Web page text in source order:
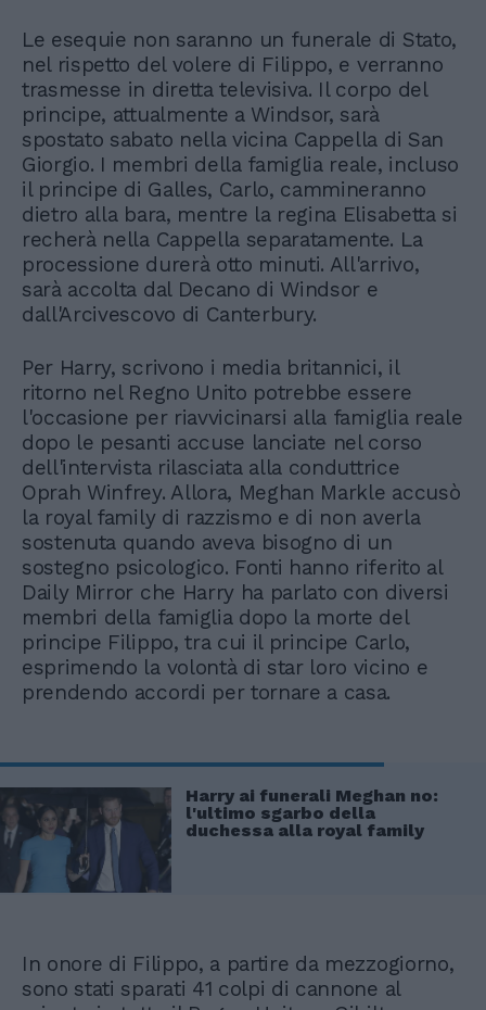
Le esequie non saranno un funerale di Stato,
nel rispetto del volere di Filippo, e verranno
trasmesse in diretta televisiva. Il corpo del
principe, attualmente a Windsor, sarà
spostato sabato nella vicina Cappella di San
Giorgio. I membri della famiglia reale, incluso
il principe di Galles, Carlo, cammineranno
dietro alla bara, mentre la regina Elisabetta si
recherà nella Cappella separatamente. La
processione durerà otto minuti. All'arrivo,
sarà accolta dal Decano di Windsor e
dall'Arcivescovo di Canterbury.
Per Harry, scrivono i media britannici, il
ritorno nel Regno Unito potrebbe essere
l'occasione per riavvicinarsi alla famiglia reale
dopo le pesanti accuse lanciate nel corso
dell'intervista rilasciata alla conduttrice
Oprah Winfrey. Allora, Meghan Markle accusò
la royal family di razzismo e di non averla
sostenuta quando aveva bisogno di un
sostegno psicologico. Fonti hanno riferito al
Daily Mirror che Harry ha parlato con diversi
membri della famiglia dopo la morte del
principe Filippo, tra cui il principe Carlo,
esprimendo la volontà di star loro vicino e
prendendo accordi per tornare a casa.
Harry ai funerali Meghan no:
l'ultimo sgarbo della
duchessa alla royal family
In onore di Filippo, a partire da mezzogiorno,
sono stati sparati 41 colpi di cannone al